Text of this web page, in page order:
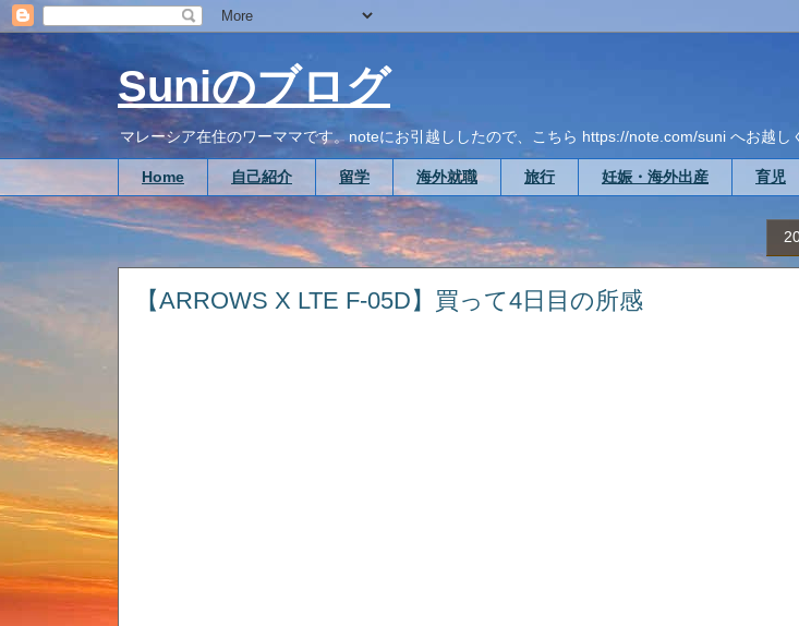
Suniのブログ
マレーシア在住のワーママです。noteにお引越ししたので、こちら https://note.com/suni へお越
Home 自己紹介 留学 海外就職 旅行 妊娠・海外出産 育児
【ARROWS X LTE F-05D】買って4日目の所感